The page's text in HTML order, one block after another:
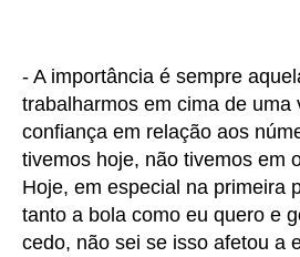
- A importância é sempre
trabalharmos em cima de uma
confiança em relação aos
tivemos hoje, não tivemos em
Hoje, em especial na primeira
tanto a bola como eu quero e
cedo, não sei se isso afetou a